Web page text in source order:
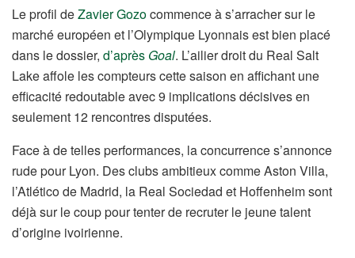
Le profil deZavier Gozocommence à s’arracher sur le
marché européen et l’Olympique Lyonnais est bien placé
dans le dossier, d’après Goal. L’ailier droit du Real Salt
Lake affole les compteurs cette saison en affichant une
efficacité redoutable avec 9 implications décisives en
seulement 12 rencontres disputées.
Face à de telles performances, la concurrence s’annonce
rude pour Lyon. Des clubs ambitieux comme Aston Villa,
l’Atlético de Madrid, la Real Sociedad et Hoffenheim sont
déjà sur le coup pour tenter de recruter le jeune talent
d’origine ivoirienne.